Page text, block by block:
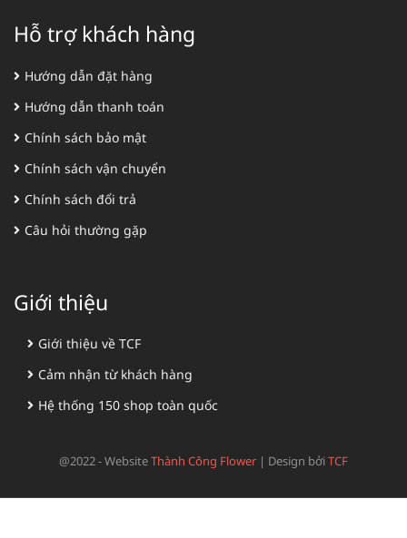
Hỗ trợ khách hàng
Hướng dẫn đặt hàng
Hướng dẫn thanh toán
Chính sách bảo mật
Chính sách vận chuyển
Chính sách đổi trả
Câu hỏi thường gặp
Giới thiệu
Giới thiệu về TCF
Cảm nhận từ khách hàng
Hệ thống 150 shop toàn quốc
@2022 - WebsiteThành Công Flower | Design bởiTCF